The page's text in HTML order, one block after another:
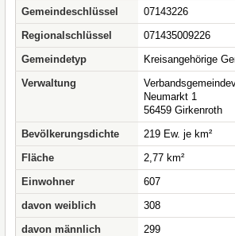
Gemeindeschlüssel
07143226
Regionalschlüssel
071435009226
Gemeindetyp
Kreisangehörige
Verwaltung
Neumarkt 1
56459 Girkenroth
Bevölkerungsdichte
219 Ew. je km²
Fläche
2,77 km²
Einwohner
607
davon weiblich
308
davon männlich
299